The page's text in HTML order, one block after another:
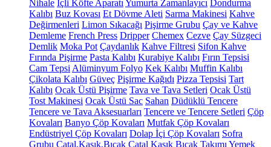
Nihale İçli Köfte Aparatı Yumurta Zamanlayıcı Dondurma
Kalıbı Buz Kovası Et Dövme Aleti Sarma Makinesi Kahve
Değirmenleri Limon Sıkacağı Pişirme Grubu Çay ve Kahve
Demleme French Press Dripper Chemex Cezve Çay Süzgeci
Demlik Moka Pot Çaydanlık Kahve Filtresi Sifon Kahve
Fırında Pişirme Pasta Kalıbı Kurabiye Kalıbı Fırın Tepsisi
Cam Tepsi Alüminyum Folyo Kek Kalıbı Muffin Kalıbı
Çikolata Kalıbı Güveç Pişirme Kağıdı Pizza Tepsisi Tart
Kalıbı Ocak Üstü Pişirme Tava ve Tava Setleri Ocak Üstü
Tost Makinesi Ocak Üstü Sac Sahan Düdüklü Tencere
Tencere ve Tava Aksesuarları Tencere ve Tencere Setleri Çöp
Kovaları Banyo Çöp Kovaları Mutfak Çöp Kovaları
Endüstriyel Çöp Kovaları Dolap İçi Çöp Kovaları Sofra
Grubu Çatal,Kaşık,Bıçak Çatal Kaşık Bıçak Takımı Yemek